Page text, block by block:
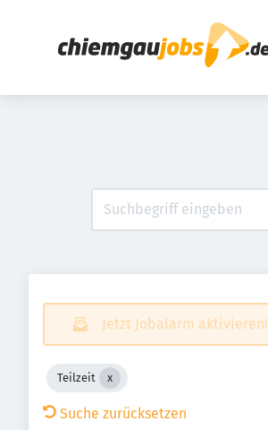
Jetzt Jobalarm aktivieren!
Teilzeit
Suche zurücksetzen